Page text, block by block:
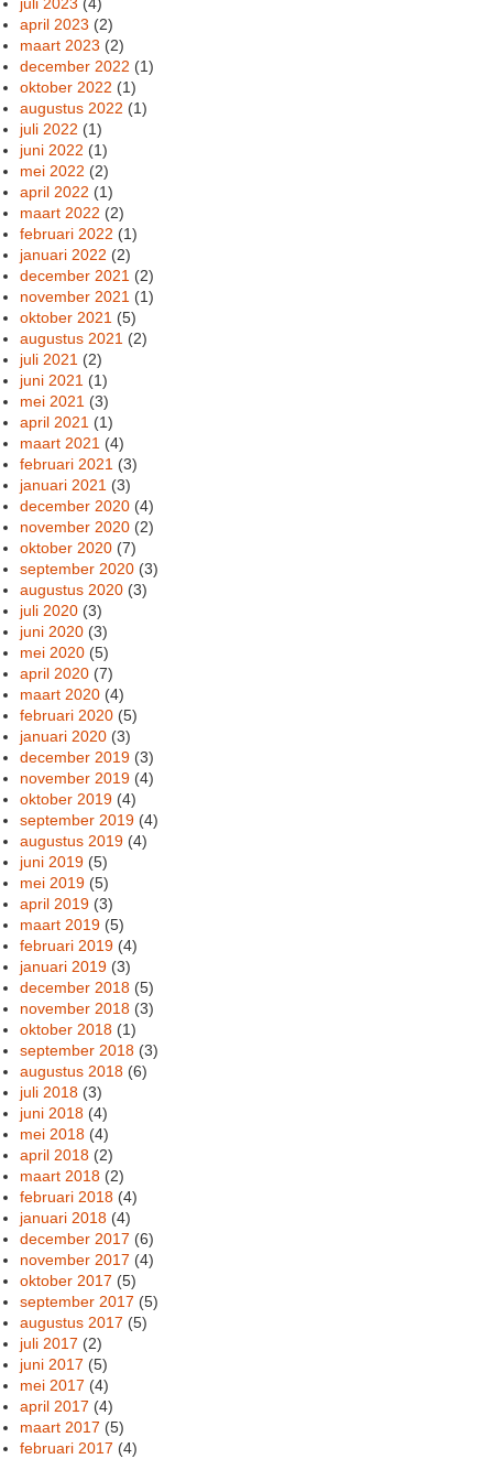
juli 2023 (4)
april 2023 (2)
maart 2023 (2)
december 2022 (1)
oktober 2022 (1)
augustus 2022 (1)
juli 2022 (1)
juni 2022 (1)
mei 2022 (2)
april 2022 (1)
maart 2022 (2)
februari 2022 (1)
januari 2022 (2)
december 2021 (2)
november 2021 (1)
oktober 2021 (5)
augustus 2021 (2)
juli 2021 (2)
juni 2021 (1)
mei 2021 (3)
april 2021 (1)
maart 2021 (4)
februari 2021 (3)
januari 2021 (3)
december 2020 (4)
november 2020 (2)
oktober 2020 (7)
september 2020 (3)
augustus 2020 (3)
juli 2020 (3)
juni 2020 (3)
mei 2020 (5)
april 2020 (7)
maart 2020 (4)
februari 2020 (5)
januari 2020 (3)
december 2019 (3)
november 2019 (4)
oktober 2019 (4)
september 2019 (4)
augustus 2019 (4)
juni 2019 (5)
mei 2019 (5)
april 2019 (3)
maart 2019 (5)
februari 2019 (4)
januari 2019 (3)
december 2018 (5)
november 2018 (3)
oktober 2018 (1)
september 2018 (3)
augustus 2018 (6)
juli 2018 (3)
juni 2018 (4)
mei 2018 (4)
april 2018 (2)
maart 2018 (2)
februari 2018 (4)
januari 2018 (4)
december 2017 (6)
november 2017 (4)
oktober 2017 (5)
september 2017 (5)
augustus 2017 (5)
juli 2017 (2)
juni 2017 (5)
mei 2017 (4)
april 2017 (4)
maart 2017 (5)
februari 2017 (4)